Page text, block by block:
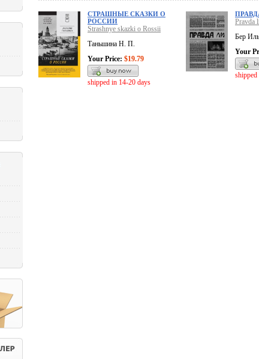
СТРАШНЫЕ СКАЗКИ О
РОССИИ
Strashnye skazki o Rossii
Таньшина Н. П.
Your Price: $19.79
shipped in 14-20 days
Pravda
Бер
Your